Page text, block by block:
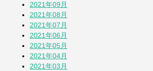
2021年09月
2021年08月
2021年07月
2021年06月
2021年05月
2021年04月
2021年03月